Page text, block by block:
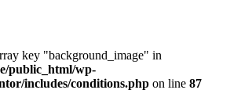
key "background_image" in
public_html/wp-
includes/conditions.php on line 87